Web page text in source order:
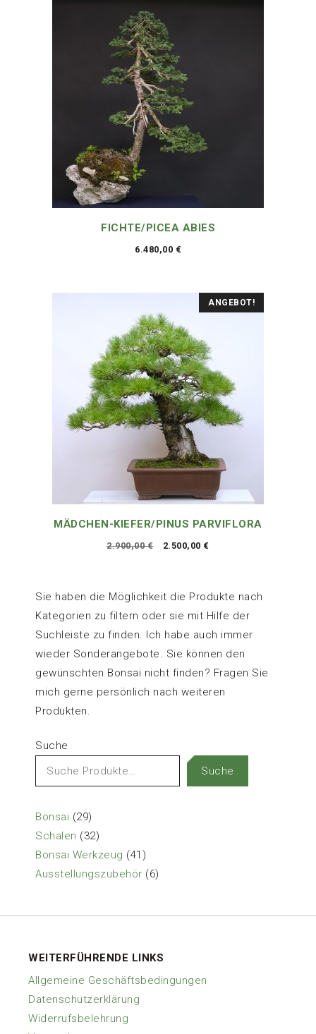
FICHTE/PICEA ABIES
6.480,00 €
ANGEBOT!
MÄDCHEN-KIEFER/PINUS PARVIFLORA
2.900,00€
Ursprünglicher
2.900,00 €
2.500,00 €
2.500,00 €.
Sie haben die Möglichkeit die Produkte nach
Kategorien zu filtern oder sie mit Hilfe der
Suchleiste zu finden. Ich habe auch immer
wieder Sonderangebote. Sie können den
gewünschten Bonsai nicht finden? Fragen Sie
mich gerne persönlich nach weiteren
Produkten.
Suche
Suche
Bonsai 2929
Produkte
Schalen 3232
Produkte
Bonsai Werkzeug 41 41
Produkte
Ausstellungszubehör 66
WEITERFÜHRENDE LINKS
Allgemeine Geschäftsbedingungen
Datenschutzerklärung
Widerrufsbelehrung